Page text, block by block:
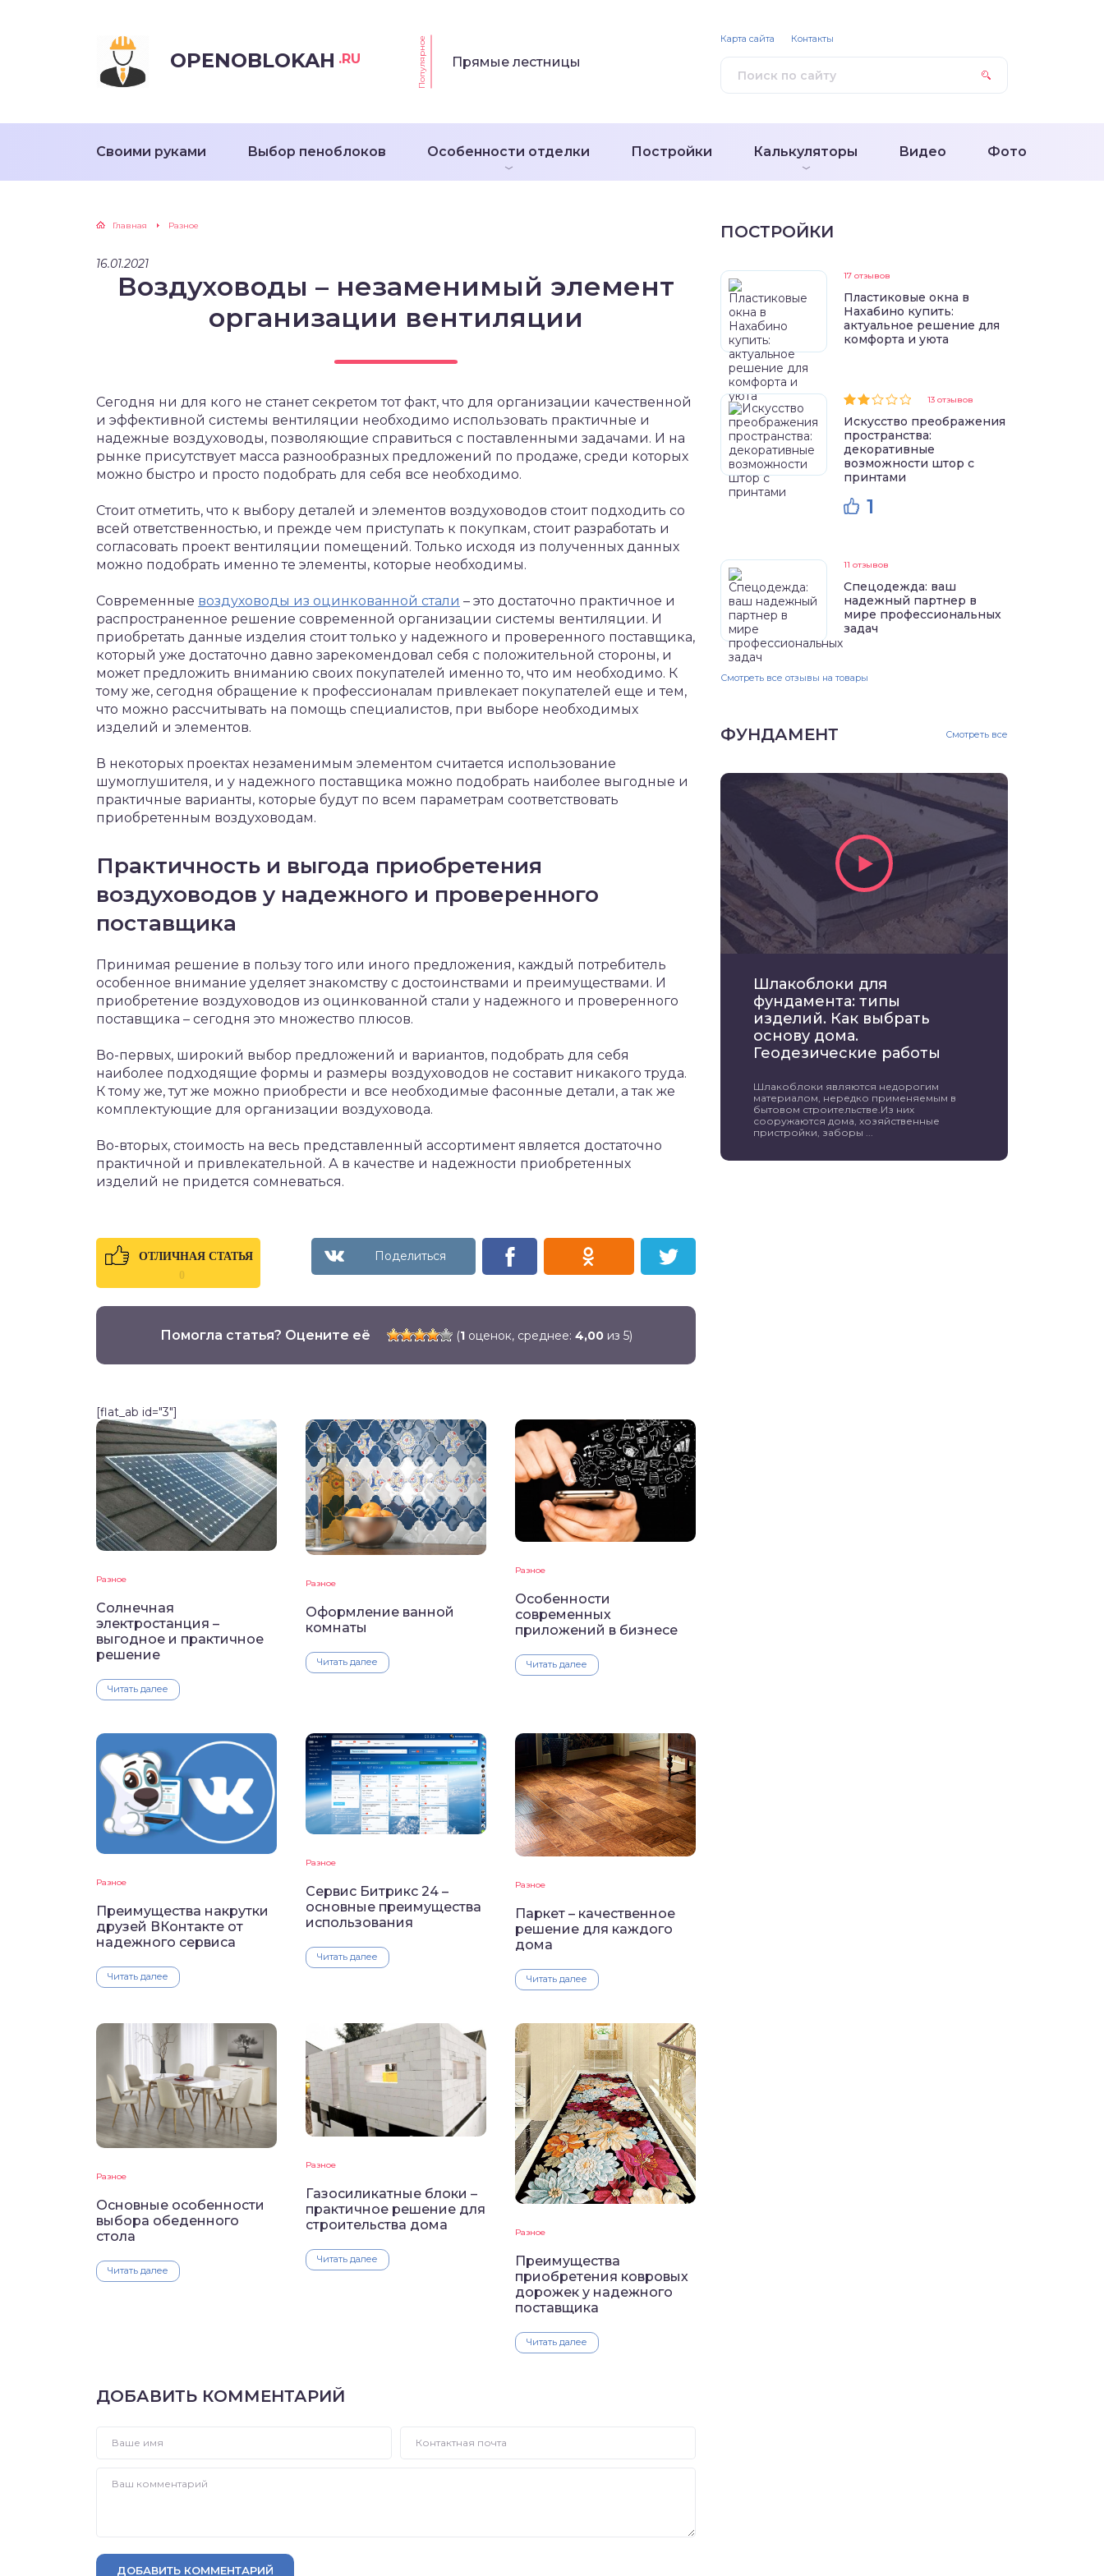
OPENOBLOKAH .RU Популярное Прямые лестницы
Своими руками Выбор пеноблоков Особенности отделки Постройки Калькуляторы Видео Фото
Карта сайта Контакты
Главная Разное
16.01.2021
Воздуховоды – незаменимый элемент
организации вентиляции
Сегодня ни для кого не станет секретом тот факт, что для организации качественной
и эффективной системы вентиляции необходимо использовать практичные и
надежные воздуховоды, позволяющие справиться с поставленными задачами. И на
рынке присутствует масса разнообразных предложений по продаже, среди которых
можно быстро и просто подобрать для себя все необходимо.
Стоит отметить, что к выбору деталей и элементов воздуховодов стоит подходить со
всей ответственностью, и прежде чем приступать к покупкам, стоит разработать и
согласовать проект вентиляции помещений. Только исходя из полученных данных
можно подобрать именно те элементы, которые необходимы.
Современные воздуховоды из оцинкованной стали – это достаточно практичное и
распространенное решение современной организации системы вентиляции. И
приобретать данные изделия стоит только у надежного и проверенного поставщика,
который уже достаточно давно зарекомендовал себя с положительной стороны, и
может предложить вниманию своих покупателей именно то, что им необходимо. К
тому же, сегодня обращение к профессионалам привлекает покупателей еще и тем,
что можно рассчитывать на помощь специалистов, при выборе необходимых
изделий и элементов.
В некоторых проектах незаменимым элементом считается использование
шумоглушителя, и у надежного поставщика можно подобрать наиболее выгодные и
практичные варианты, которые будут по всем параметрам соответствовать
приобретенным воздуховодам.
Практичность и выгода приобретения
воздуховодов у надежного и проверенного
поставщика
Принимая решение в пользу того или иного предложения, каждый потребитель
особенное внимание уделяет знакомству с достоинствами и преимуществами. И
приобретение воздуховодов из оцинкованной стали у надежного и проверенного
поставщика – сегодня это множество плюсов.
Во-первых, широкий выбор предложений и вариантов, подобрать для себя
наиболее подходящие формы и размеры воздуховодов не составит никакого труда.
К тому же, тут же можно приобрести и все необходимые фасонные детали, а так же
комплектующие для организации воздуховода.
Во-вторых, стоимость на весь представленный ассортимент является достаточно
практичной и привлекательной. А в качестве и надежности приобретенных
изделий не придется сомневаться.
ОТЛИЧНАЯ СТАТЬЯ
0
Помогла статья? Оцените её (1оценок, среднее: 4,00из 5)
[flat_ab id="3"]
Разное
Солнечная
электростанция –
выгодное и практичное
решение
Читать далее
Разное
Оформление ванной
комнаты
Читать далее
Разное
Особенности
современных
приложений в бизнесе
Читать далее
Разное
Преимущества накрутки
друзей ВКонтакте от
надежного сервиса
Читать далее
Разное
Сервис Битрикс 24 –
основные преимущества
использования
Читать далее
Разное
Паркет – качественное
решение для каждого
дома
Читать далее
Разное
Основные особенности
выбора обеденного
стола
Читать далее
Разное
Газосиликатные блоки –
практичное решение для
строительства дома
Читать далее
Разное
Преимущества
приобретения ковровых
дорожек у надежного
поставщика
Читать далее
ДОБАВИТЬ КОММЕНТАРИЙ
ДОБАВИТЬ КОММЕНТАРИЙ
ПОСТРОЙКИ
17 отзывов
Пластиковые окна в
Нахабино купить:
актуальное решение для
комфорта и уюта
13 отзывов
Искусство преображения
пространства:
декоративные
возможности штор с
принтами
1
11 отзывов
Спецодежда: ваш
надежный партнер в
мире профессиональных
задач
Смотреть все отзывы на товары
ФУНДАМЕНТ Смотреть все
Шлакоблоки для
фундамента: типы
изделий. Как выбрать
основу дома.
Геодезические работы
Шлакоблоки являются недорогим
материалом, нередко применяемым в
бытовом строительстве.Из них
сооружаются дома, хозяйственные
пристройки, заборы ...